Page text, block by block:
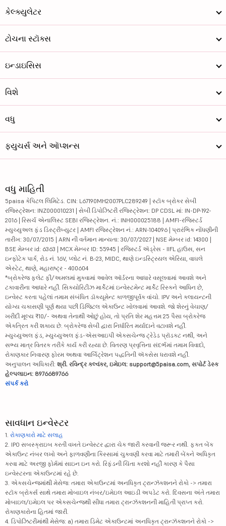
કેલ્ક્યુલેટર
ટોચના સ્ટૉક્સ
ઇન્ડાઇસિસ
વિશે
વધુ
ફ્યુચર્સ અને ઑપ્શન્સ
વધુ માહિતી
5paisa કેપિટલ લિમિટેડ. CIN: L67190MH2007PLC289249 | સ્ટૉક બ્રોકર સેબી
રજિસ્ટ્રેશન: INZ000010231 | સેબી ડિપોઝિટરી રજિસ્ટ્રેશન: DP CDSL માં: IN-DP-192-
2016 | રિસર્ચ એનાલિસ્ટ SEBI રજિસ્ટ્રેશન. નં.: INH000025188 | AMFI-રજિસ્ટર્ડ
મ્યુચ્યુઅલ ફંડ ડિસ્ટ્રીબ્યુટર | AMFI રજિસ્ટ્રેશન નં.: ARN-104096 | પ્રારંભિક નોંધણીની
તારીખ: 30/07/2015 | ARN ની વર્તમાન માન્યતા: 30/07/2027 | NSE મેમ્બર id: 14300 |
BSE મેમ્બર id: 6363 | MCX મેમ્બર ID: 55945 | રજિસ્ટર્ડ ઍડ્રેસ - IIFL હાઉસ, સન
ઇન્ફોટેક પાર્ક, રોડ નં. 16V, પ્લોટ નં. B-23, MIDC, થાણે ઇન્ડસ્ટ્રિયલ એરિયા, વાઘલે
એસ્ટેટ, થાણે, મહારાષ્ટ્ર - 400604
*બ્રોકરેજ ફ્લેટ ફી/અમલમાં મુકવામાં આવેલ ઑર્ડરના આધારે વસૂલવામાં આવશે અને
ટકાવારીના આધારે નહીં. સિક્યોરિટીઝ માર્કેટમાં ઇન્વેસ્ટમેન્ટ માર્કેટ રિસ્કને આધિન છે,
ઇન્વેસ્ટ કરતા પહેલાં તમામ સંબંધિત ડૉક્યૂમેન્ટ કાળજીપૂર્વક વાંચો. IPV અને ક્લાયન્ટની
યોગ્ય ચકાસણી પૂર્ણ થયા પછી ડિજિટલ એકાઉન્ટ ખોલવામાં આવશે. જો શેરનું વેચાણ/
ખરીદી મૂલ્ય ₹10/- અથવા તેનાથી ઓછું હોય, તો પ્રતિ શેર મહત્તમ 25 પૈસા બ્રોકરેજ
એકત્રિત કરી શકાય છે. બ્રોકરેજ સેબી દ્વારા નિર્ધારિત મર્યાદાને વટાવશે નહીં.
મ્યુચ્યુઅલ ફંડ, મ્યુચ્યુઅલ ફંડ-એસઆઇપી એક્સચેન્જ ટ્રેડેડ પ્રૉડક્ટ નથી, અને
સભ્ય માત્ર વિતરક તરીકે કાર્ય કરી રહ્યા છે. વિતરણ પ્રવૃત્તિના સંદર્ભમાં તમામ વિવાદો,
રોકાણકાર નિવારણ ફોરમ અથવા આર્બિટ્રેશન પદ્ધતિની ઍક્સેસ ધરાવશે નહીં.
અનુપાલન અધિકારી: શ્રી. રવિન્દ્ર કલ્વંકર, ઇમેઇલ: support@5paisa.com, સપોર્ટ ડેસ્ક
હેલ્પલાઇન: 8976689766
સંપર્ક કરો
સાવધાન ઇન્વેસ્ટર
1. રોકાણકારો માટે સલાહ
2. IPO સબસ્ક્રાઇબ કરતી વખતે ઇન્વેસ્ટર દ્વારા ચેક જારી કરવાની જરૂર નથી. ફક્ત બેંક
એકાઉન્ટ નંબર લખો અને ફાળવણીના કિસ્સામાં ચુકવણી કરવા માટે તમારી બેંકને અધિકૃત
કરવા માટે અરજી ફોર્મમાં સાઇન ઇન કરો. રિફંડની ચિંતા કરશો નહીં કારણ કે પૈસા
ઇન્વેસ્ટરના એકાઉન્ટમાં રહે છે.
3. એક્સચેન્જમાંથી મેસેજ: તમારા એકાઉન્ટમાં અનધિકૃત ટ્રાન્ઝૅક્શનને રોકો -> તમારા
સ્ટૉક બ્રોકર્સ સાથે તમારા મોબાઇલ નંબર/ઇમેઇલ આઇડી અપડેટ કરો. દિવસના અંતે તમારા
મોબાઇલ/ઇમેઇલ પર એક્સચેન્જથી સીધા તમારા ટ્રાન્ઝૅક્શનની માહિતી પ્રાપ્ત કરો.
રોકાણકારોના હિતમાં જારી.
4. ડિપોઝિટરીમાંથી મેસેજ: a) તમારા ડિમેટ એકાઉન્ટમાં અનધિકૃત ટ્રાન્ઝૅક્શનને રોકો ->